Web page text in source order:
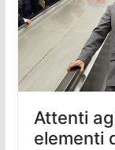
Attenti
elementi